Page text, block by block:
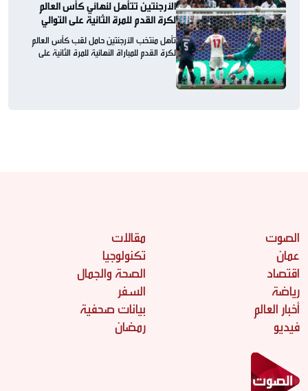
الأرجنتين تتأهل لنهائي كأس العالم
لكرة القدم للمرة الثانية على التوالي
تأهل منتخب الأرجنتين حامل لقب كأس العالم
لكرة القدم للمباراة النهائية للمرة الثانية على
الصوت
عمان
اقتصاد
رياضة
أخبار العالم
فيديو
مقالات
تكنولوجيا
الصحة والجمال
السفر
بيانات صحفية
رمضان